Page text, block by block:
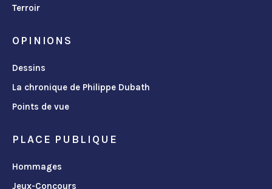
Terroir
OPINIONS
Dessins
La chronique de Philippe Dubath
Points de vue
PLACE PUBLIQUE
Hommages
Jeux-Concours